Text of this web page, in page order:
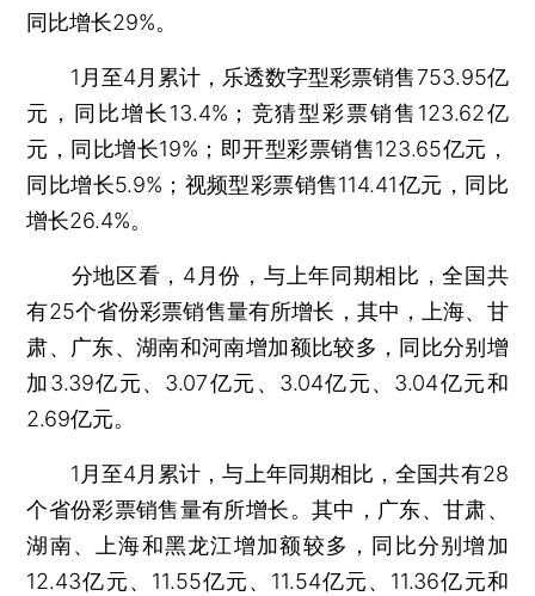
同比增长29%。
1月至4月累计，乐透数字型彩票销售753.95亿
元，同比增长13.4%；竞猜型彩票销售123.62亿
元，同比增长19%；即开型彩票销售123.65亿元，
同比增长5.9%；视频型彩票销售114.41亿元，同比
增长26.4%。
分地区看，4月份，与上年同期相比，全国共
有25个省份彩票销售量有所增长，其中，上海、甘
肃、广东、湖南和河南增加额比较多，同比分别增
加3.39亿元、3.07亿元、3.04亿元、3.04亿元和
2.69亿元。
1月至4月累计，与上年同期相比，全国共有28
个省份彩票销售量有所增长。其中，广东、甘肃、
湖南、上海和黑龙江增加额较多，同比分别增加
12.43亿元、11.55亿元、11.54亿元、11.36亿元和